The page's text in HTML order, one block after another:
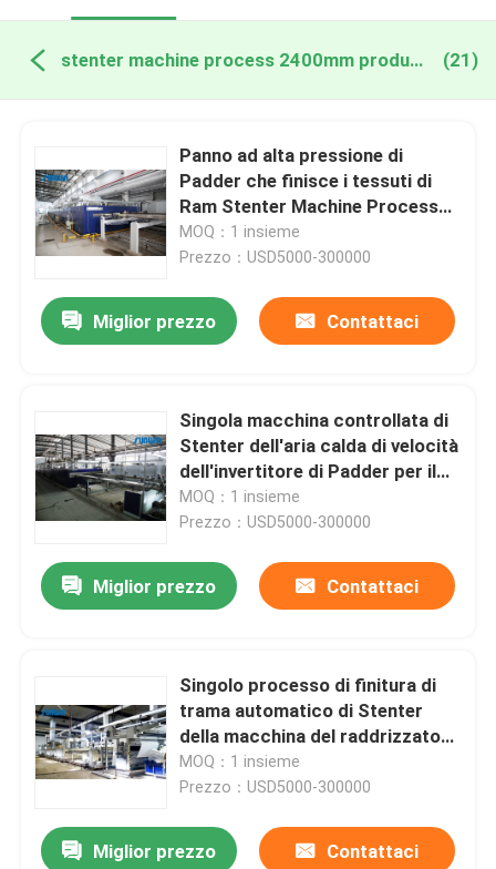
stenter machine process 2400mm produzione online (21)
Panno ad alta pressione di
Padder che finisce i tessuti di
Ram Stenter Machine Process
For
MOQ：1 insieme
Prezzo：USD5000-300000
Miglior prezzo Contattaci
Singola macchina controllata di
Stenter dell'aria calda di velocità
dell'invertitore di Padder per il
tessuto della maglia di catena
MOQ：1 insieme
Prezzo：USD5000-300000
Miglior prezzo Contattaci
Singolo processo di finitura di
trama automatico di Stenter
della macchina del raddrizzatore
di Padder di 8 camere
MOQ：1 insieme
Prezzo：USD5000-300000
Miglior prezzo Contattaci